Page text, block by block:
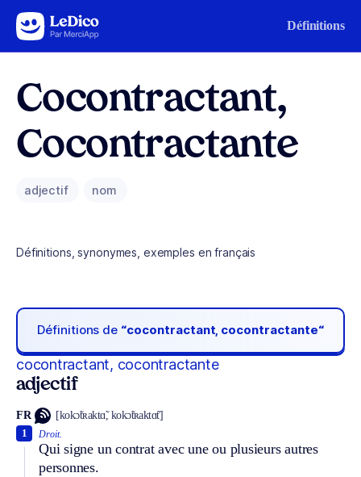
Aller au contenu Définitions
Cocontractant,
Cocontractante
adjectif nom
Définitions, synonymes, exemples en français
Définitions de “cocontractant, cocontractante“
cocontractant, cocontractante
adjectif
FR [kokɔ̃tʀaktɑ̃, kokɔ̃tʀaktɑ̃t]
Droit.
Qui signe un contrat avec une ou plusieurs autres
personnes.
1